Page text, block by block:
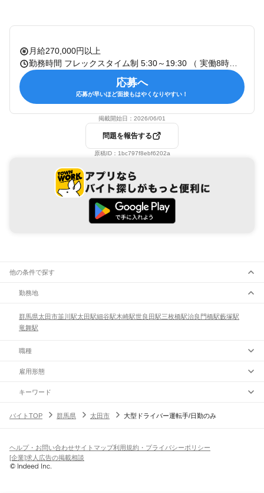
月給270,000円以上
応募へ
応募が早いほど面接もはやくなりやすい！
掲載開始日： 2026/06/01
問題を報告する
原稿ID： 1bc797f8ebf6202a
他の条件で探す
勤務地
群馬県太田市韮川駅太田駅細谷駅木崎駅世良田駅三枚橋駅治良門橋駅藪塚駅
竜舞駅
職種
雇用形態
キーワード
バイトTOP 群馬県 太田市 大型ドライバー運転手/日勤のみ
ヘルプ・お問い合わせサイトマップ利用規約・プライバシーポリシー
[企業]求人広告の掲載相談